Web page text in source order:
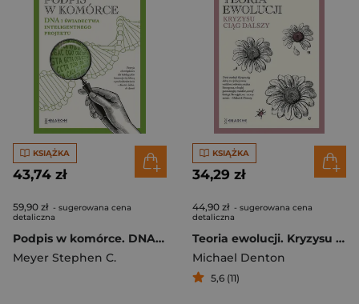
KSIĄŻKA
43,74 zł
59,90 zł - sugerowana cena
detaliczna
Podpis w komórce. DNA i świadectwa inteligentnego projektu
Meyer Stephen C.
KSIĄŻKA
34,29 zł
44,90 zł - sugerowana cena
detaliczna
Teoria ewolucji. Kryzysu ciąg dalszy
Michael Denton
5,6 (11)